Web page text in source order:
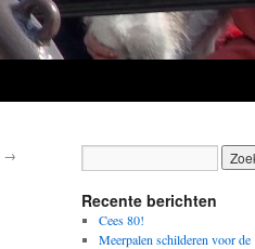
→
Recente berichten
Cees 80!
Meerpalen schilderen voor de